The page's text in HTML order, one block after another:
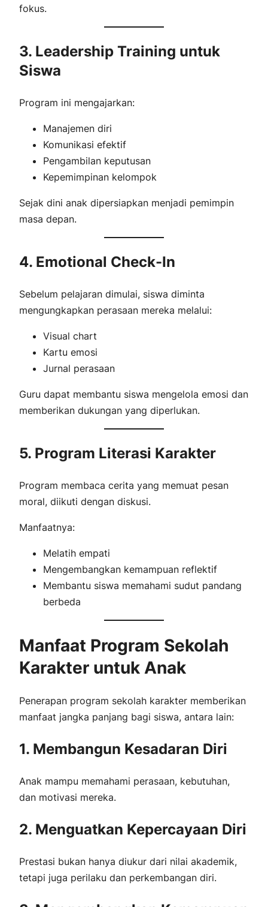
fokus.
3. Leadership Training untuk
Siswa
Program ini mengajarkan:
Manajemen diri
Komunikasi efektif
Pengambilan keputusan
Kepemimpinan kelompok
Sejak dini anak dipersiapkan menjadi pemimpin
masa depan.
4. Emotional Check-In
Sebelum pelajaran dimulai, siswa diminta
mengungkapkan perasaan mereka melalui:
Visual chart
Kartu emosi
Jurnal perasaan
Guru dapat membantu siswa mengelola emosi dan
memberikan dukungan yang diperlukan.
5. Program Literasi Karakter
Program membaca cerita yang memuat pesan
moral, diikuti dengan diskusi.
Manfaatnya:
Melatih empati
Mengembangkan kemampuan reflektif
Membantu siswa memahami sudut pandang
berbeda
Manfaat Program Sekolah
Karakter untuk Anak
Penerapan program sekolah karakter memberikan
manfaat jangka panjang bagi siswa, antara lain:
1. Membangun Kesadaran Diri
Anak mampu memahami perasaan, kebutuhan,
dan motivasi mereka.
2. Menguatkan Kepercayaan Diri
Prestasi bukan hanya diukur dari nilai akademik,
tetapi juga perilaku dan perkembangan diri.